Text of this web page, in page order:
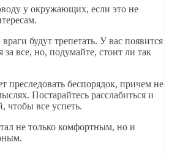
у окружающих, если это не
будут трепетать. У вас появится
за все, но, подумайте, стоит ли так
преследовать беспорядок, причем не
Постарайтесь расслабиться и
чтобы все успеть.
не только комфортным, но и